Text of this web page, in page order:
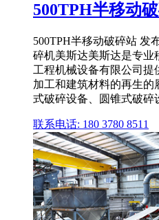
500TPH半移动
500TPH半移动破碎站 发
碎机美斯达美斯达是专业
工程机械设备有限公司
加工和建筑材料的再生
式破碎设备、圆锥式破碎
联系电话: 180 3780 8511